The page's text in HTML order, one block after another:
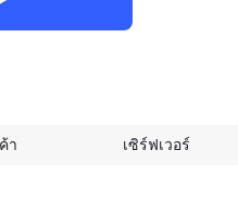
า เซิร์ฟเวอร์